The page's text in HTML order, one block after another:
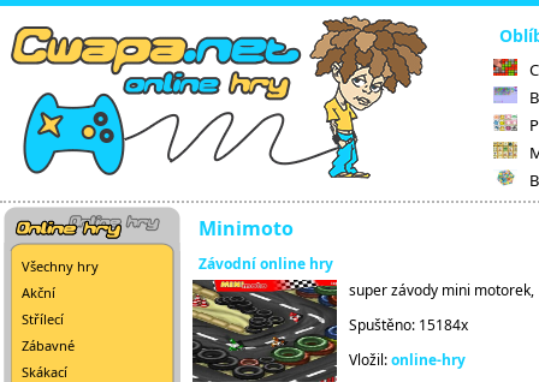
Všechny hry
Akční
Střílecí
Zábavné
Skákací
Minimoto
Závodní online hry
super závody mini
Spuštěno: 15184x
Vložil:online-hry